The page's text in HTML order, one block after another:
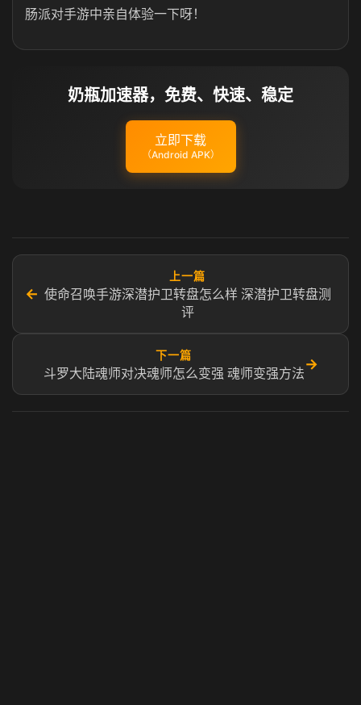
肠派对手游中亲自体验一下呀！
奶瓶加速器，免费、快速、稳定
立即下载
（Android APK）
←
上一篇
使命召唤手游深潜护卫转盘怎么样 深潜护卫转盘测
评
下一篇
斗罗大陆魂师对决魂师怎么变强 魂师变强方法
→